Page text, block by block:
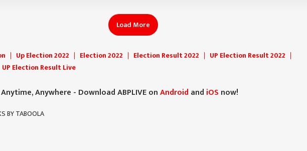
Load More
Up Election 2022 Election 2022 Election Result 2022
UP Election Result 2022
UP Election Result Live
Anywhere - Download ABPLIVE onAndroid and iOS now!
BY TABOOLA